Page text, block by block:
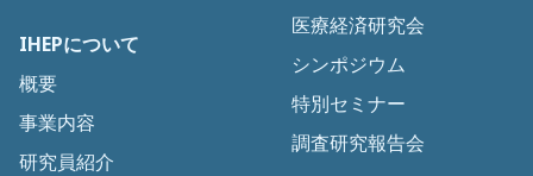
IHEPについて
概要
事業内容
研究員紹介
医療経済研究会
シンポジウム
特別セミナー
調査研究報告会